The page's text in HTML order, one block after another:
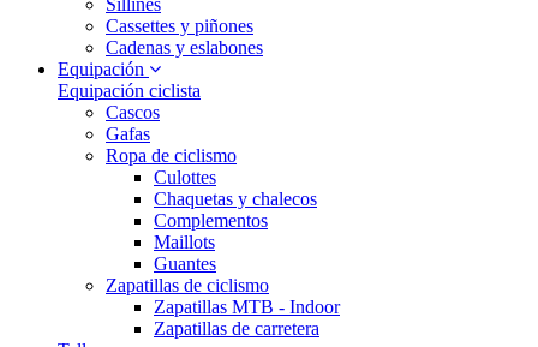
Sillines
Cassettes y piñones
Cadenas y eslabones
Equipación
Equipación ciclista
Cascos
Gafas
Ropa de ciclismo
Culottes
Chaquetas y chalecos
Complementos
Maillots
Guantes
Zapatillas de ciclismo
Zapatillas MTB - Indoor
Zapatillas de carretera